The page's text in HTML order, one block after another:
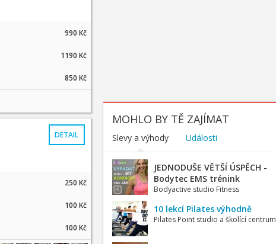
990 Kč
1190 Kč
850 Kč
DETAIL
250 Kč
100 Kč
100 Kč
MOHLO BY TĚ ZAJÍMAT
Slevy a výhody Události
JEDNODUŠE VĚTŠÍ ÚSPĚCH -
Bodytec EMS trénink
Bodyactive studio Fitness
10 lekcí Pilates výhodně
Pilates Point studio a školící centrum